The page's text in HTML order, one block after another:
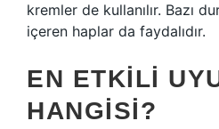
kremler de kullanılır. Bazı
içeren haplar da faydalıdır.
EN ETKILI
HANGISI?